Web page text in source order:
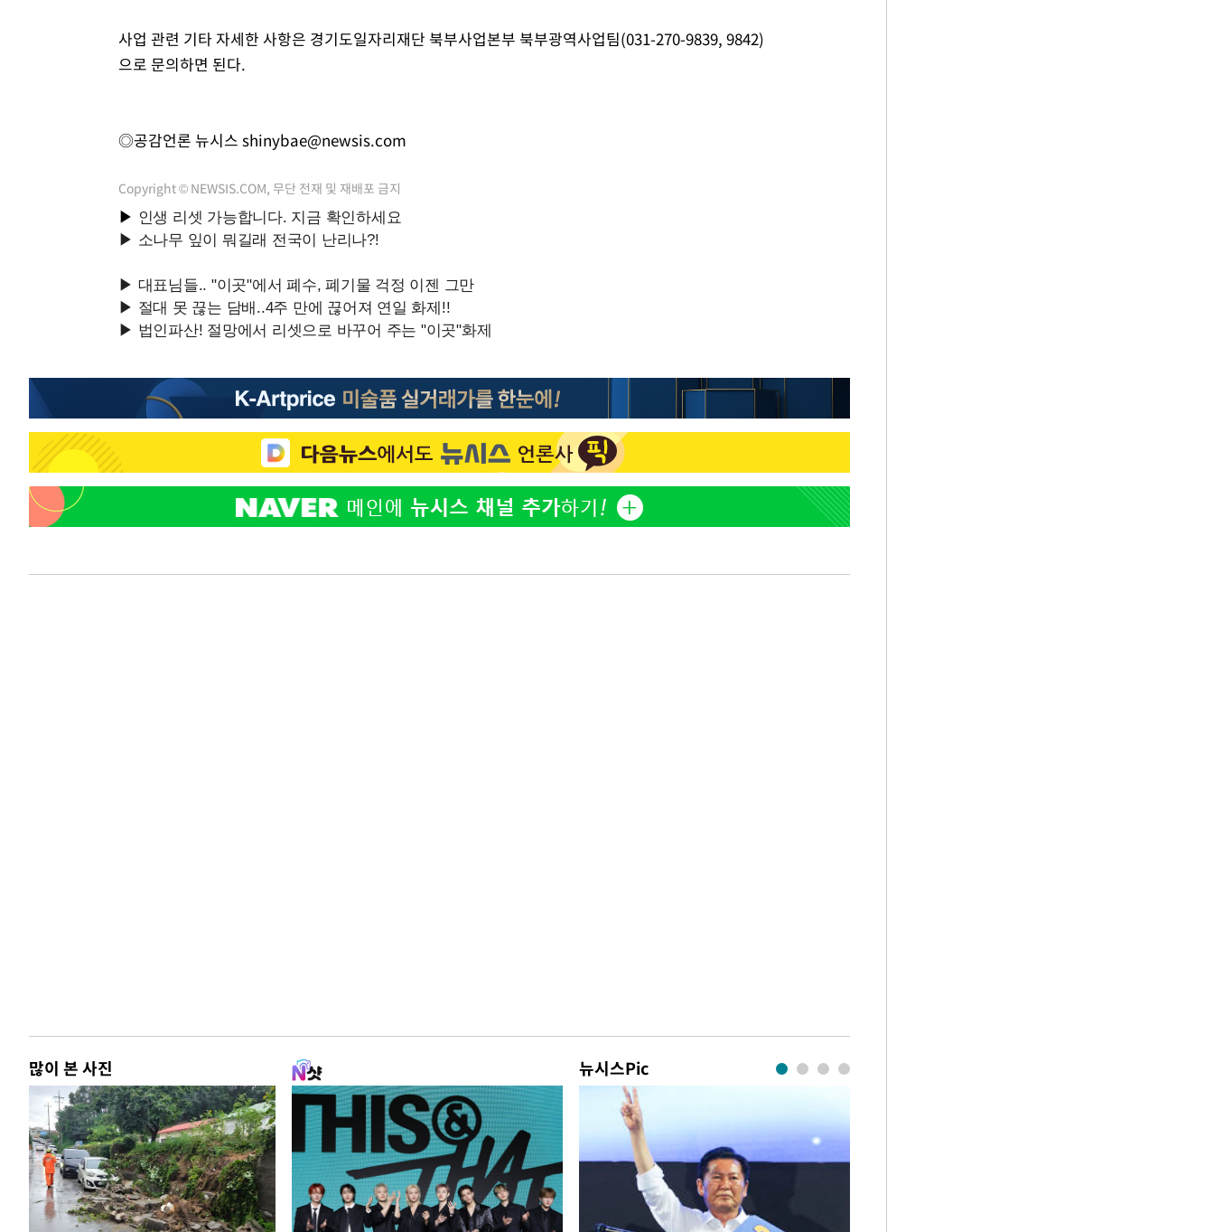
사업 관련 기타 자세한 사항은 경기도일자리재단 북부사업본부 북부광역사업팀(031-270-9839, 9842)
으로 문의하면 된다.
◎공감언론 뉴시스 shinybae@newsis.com
Copyright © NEWSIS.COM, 무단 전재 및 재배포 금지
많이 본 사진 뉴시스Pic